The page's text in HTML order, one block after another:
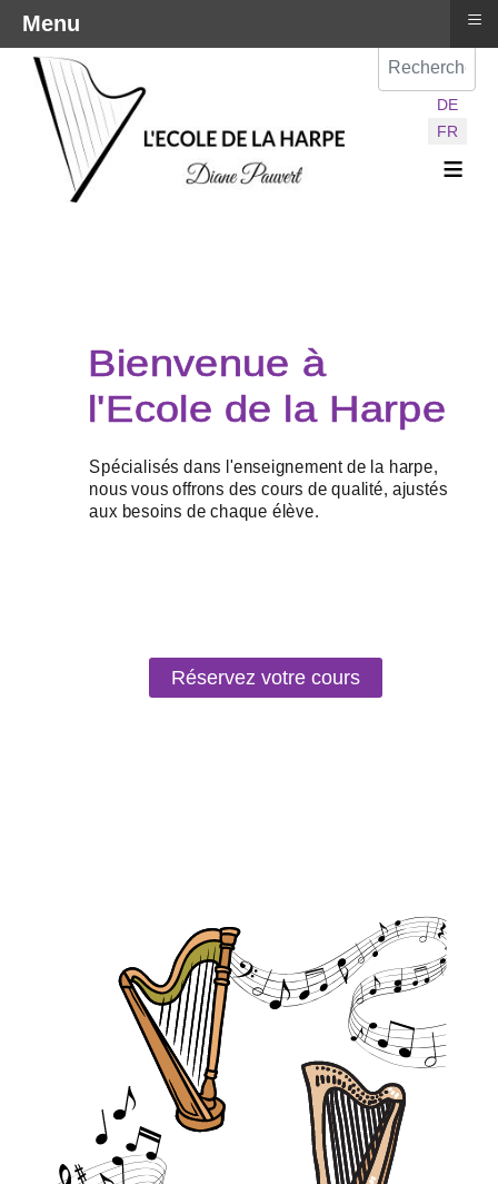
Sélectionnez
DE
FR
≡
Réservez votre cours
Menu ≡